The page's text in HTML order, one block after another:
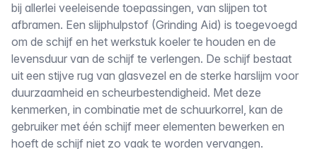
bij allerlei veeleisende toepassingen, van slijpen tot
afbramen. Een slijphulpstof (Grinding Aid) is toegevoegd
om de schijf en het werkstuk koeler te houden en de
levensduur van de schijf te verlengen. De schijf bestaat
uit een stijve rug van glasvezel en de sterke harslijm voor
duurzaamheid en scheurbestendigheid. Met deze
kenmerken, in combinatie met de schuurkorrel, kan de
gebruiker met één schijf meer elementen bewerken en
hoeft de schijf niet zo vaak te worden vervangen.